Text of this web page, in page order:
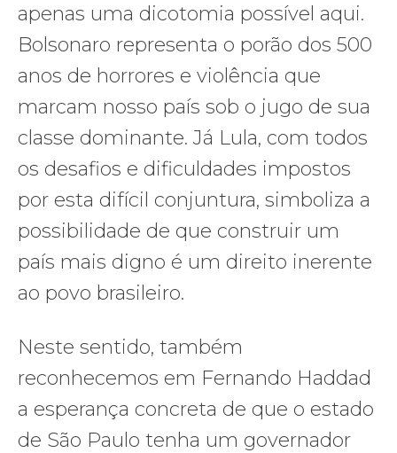
apenas uma dicotomia possível aqui.
Bolsonaro representa o porão dos 500
anos de horrores e violência que
marcam nosso país sob o jugo de sua
classe dominante. Já Lula, com todos
os desafios e dificuldades impostos
por esta difícil conjuntura, simboliza a
possibilidade de que construir um
país mais digno é um direito inerente
ao povo brasileiro.
Neste sentido, também
reconhecemos em Fernando Haddad
a esperança concreta de que o estado
de São Paulo tenha um governador